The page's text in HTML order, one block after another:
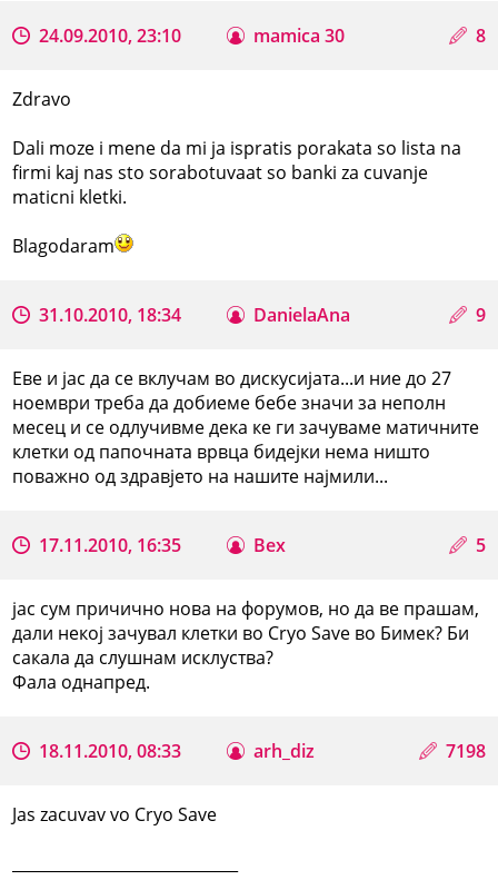
24.09.2010, 23:10 mamica 30 8
Zdravo
Dali moze i mene da mi ja ispratis porakata so lista na
firmi kaj nas sto sorabotuvaat so banki za cuvanje
maticni kletki.
Blagodaram
31.10.2010, 18:34 DanielaAna 9
Еве и јас да се вклучам во дискусијата...и ние до 27
ноември треба да добиеме бебе значи за неполн
месец и се одлучивме дека ке ги зачуваме матичните
клетки од папочната врвца бидејки нема ништо
поважно од здравјето на нашите најмили...
17.11.2010, 16:35 Bex 5
јас сум причично нова на форумов, но да ве прашам,
дали некој зачувал клетки во Cryo Save во Бимек? Би
сакала да слушнам исклуства?
Фала однапред.
18.11.2010, 08:33 arh_diz 7198
Jas zacuvav vo Cryo Save